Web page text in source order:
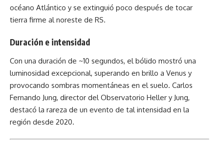
océano Atlántico y se extinguió poco después de tocar
tierra firme al noreste de RS.
Duración e intensidad
Con una duración de ~10 segundos, el bólido mostró una
luminosidad excepcional, superando en brillo a Venus y
provocando sombras momentáneas en el suelo. Carlos
Fernando Jung, director del Observatorio Heller y Jung,
destacó la rareza de un evento de tal intensidad en la
región desde 2020.